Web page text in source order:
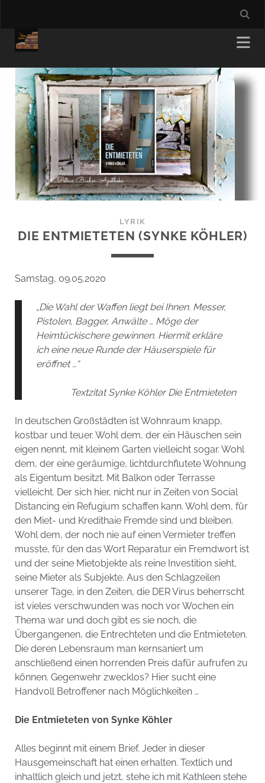
LYRIK
DIE ENTMIETETEN (SYNKE KÖHLER)
Samstag, 09.05.2020
„Die Wahl der Waffen liegt bei Ihnen. Messer,
Pistolen, Bagger, Anwälte … Möge der
Heimtückischere gewinnen. Hiermit erkläre
ich eine neue Runde der Häuserspiele für
eröffnet …“
Textzitat Synke Köhler Die Entmieteten
In deutschen Großstädten ist Wohnraum knapp,
kostbar und teuer. Wohl dem, der ein Häuschen sein
eigen nennt, mit kleinem Garten vielleicht sogar. Wohl
dem, der eine geräumige, lichtdurchflutete Wohnung
als Eigentum besitzt. Mit Balkon oder Terrasse
vielleicht. Der sich hier, nicht nur in Zeiten von Social
Distancing ein Refugium schaffen kann. Wohl dem, für
den Miet- und Kredithaie Fremde sind und bleiben.
Wohl dem, der noch nie auf einen Vermieter treffen
musste, für den das Wort Reparatur ein Fremdwort ist
und der seine Mietobjekte als reine Investition sieht,
seine Mieter als Subjekte. Aus den Schlagzeilen
unserer Tage, in den Zeiten, die DER Virus beherrscht
ist vieles verschwunden was noch vor Wochen ein
Thema war und doch gibt es sie noch, die
Übergangenen, die Entrechteten und die Entmieteten.
Die deren Lebensraum man kernsaniert um
anschließend einen horrenden Preis dafür aufrufen zu
können. Gegenwehr zwecklos? Hier sucht eine
Handvoll Betroffener nach Möglichkeiten …
Die Entmieteten von Synke Köhler
Alles beginnt mit einem Brief. Jeder in dieser
Hausgemeinschaft hat einen erhalten. Textlich und
inhaltlich gleich und jetzt, stehe ich mit Kathleen stehe